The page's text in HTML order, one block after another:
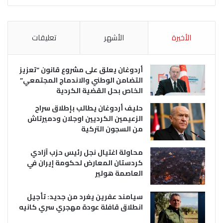
الأخيرة الأشهر تعليقات
أردوغان يعلق على مشروع قانون “تعزيز
التضامن الوطني والاندماج المجتمعي”
الخاص بحل القضية الكردية
حليف أردوغان يطالب بإطلاق سراح
الزعيمين الكرديين اوجلان ودميرتاش
من السجون التركية
محاولة اغتيال نجل رئيس حزب آزادي
كردستان المعارض لحكومة إيران في
العاصمة هولير
سيامند عفرين يغرد من جديد: تأجيل
انطلاق قافلة عودة مهجري سري كانيه